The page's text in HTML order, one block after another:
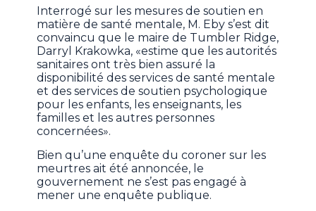
Interrogé sur les mesures de soutien en
matière de santé mentale, M. Eby s’est dit
convaincu que le maire de Tumbler Ridge,
Darryl Krakowka, «estime que les autorités
sanitaires ont très bien assuré la
disponibilité des services de santé mentale
et des services de soutien psychologique
pour les enfants, les enseignants, les
familles et les autres personnes
concernées».
Bien qu’une enquête du coroner sur les
meurtres ait été annoncée, le
gouvernement ne s’est pas engagé à
mener une enquête publique.